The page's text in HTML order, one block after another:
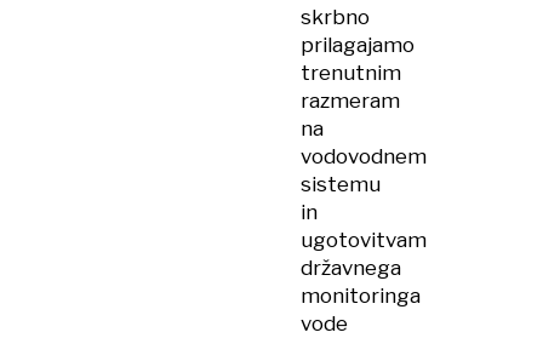
skrbno
prilagajamo
trenutnim
razmeram
na
vodovodnem
sistemu
in
ugotovitvam
državnega
monitoringa
vode